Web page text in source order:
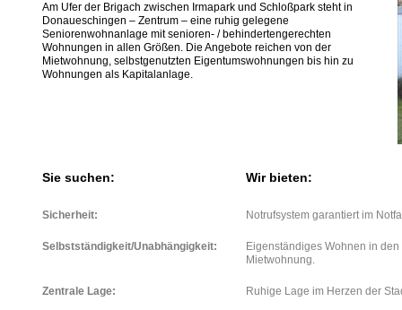
Am Ufer der Brigach zwischen Irmapark und Schloßpark steht in
Donaueschingen – Zentrum – eine ruhig gelegene
Seniorenwohnanlage mit senioren- / behindertengerechten
Wohnungen in allen Größen. Die Angebote reichen von der
Mietwohnung, selbstgenutzten Eigentumswohnungen bis hin zu
Wohnungen als Kapitalanlage.
Sie suchen: Wir bieten:
Sicherheit: Notrufsystem garantiert im
Selbstständigkeit/Unabhängigkeit:
Eigenständiges Wohnen in
Mietwohnung.
Zentrale Lage: Ruhige Lage im Herzen der